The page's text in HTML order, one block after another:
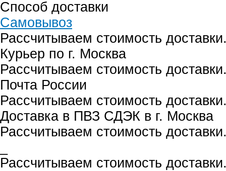
Способ доставки
Самовывоз
Рассчитываем стоимость
Курьер по г. Москва
Рассчитываем стоимость
Почта России
Рассчитываем стоимость
Доставка в ПВЗ СДЭК в г. Москва
Рассчитываем стоимость
Рассчитываем стоимость